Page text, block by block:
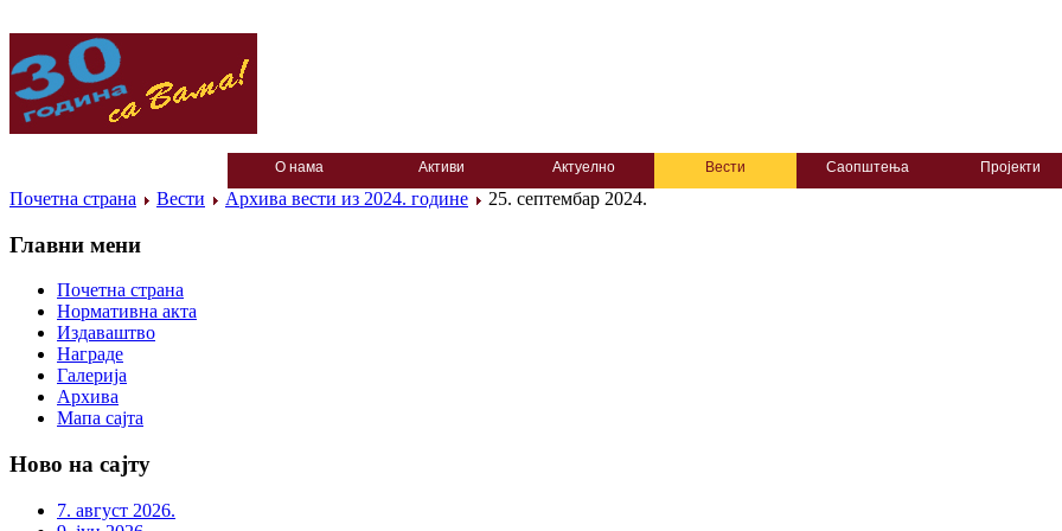
О нама Активи Актуелно Вести Саопштења Пројекти
Почетна страна Вести Архива вести из 2024. године 25. септембар 2024.
Главни мени
Почетна страна
Нормативна акта
Издаваштво
Награде
Галерија
Архива
Мапа сајта
Ново на сајту
7. август 2026.